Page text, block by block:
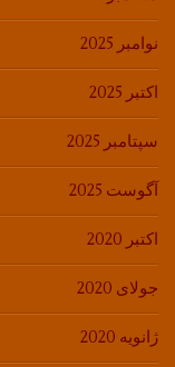
نوامبر 2025
اکتبر 2025
سپتامبر 2025
آگوست 2025
اکتبر 2020
جولای 2020
ژانویه 2020